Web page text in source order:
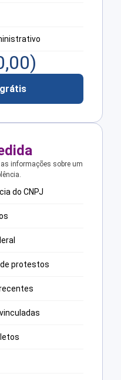
)
informações sobre um
do CNPJ
protestos